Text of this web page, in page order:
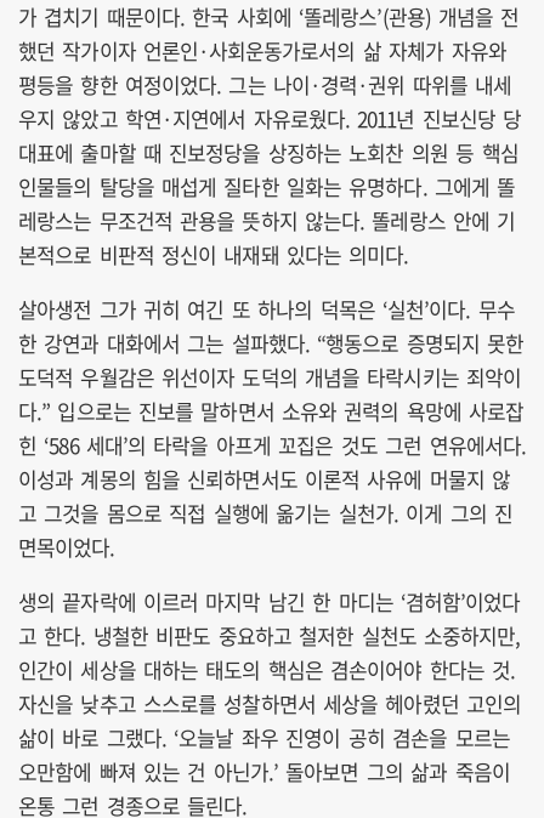
가 겹치기 때문이다. 한국 사회에 ‘똘레랑스’(관용) 개념을 전
했던 작가이자 언론인·사회운동가로서의 삶 자체가 자유와
평등을 향한 여정이었다. 그는 나이·경력·권위 따위를 내세
우지 않았고 학연·지연에서 자유로웠다. 2011년 진보신당 당
대표에 출마할 때 진보정당을 상징하는 노회찬 의원 등 핵심
인물들의 탈당을 매섭게 질타한 일화는 유명하다. 그에게 똘
레랑스는 무조건적 관용을 뜻하지 않는다. 똘레랑스 안에 기
본적으로 비판적 정신이 내재돼 있다는 의미다.
살아생전 그가 귀히 여긴 또 하나의 덕목은 ‘실천’이다. 무수
한 강연과 대화에서 그는 설파했다. “행동으로 증명되지 못한
도덕적 우월감은 위선이자 도덕의 개념을 타락시키는 죄악이
다.” 입으로는 진보를 말하면서 소유와 권력의 욕망에 사로잡
힌 ‘586 세대’의 타락을 아프게 꼬집은 것도 그런 연유에서다.
이성과 계몽의 힘을 신뢰하면서도 이론적 사유에 머물지 않
고 그것을 몸으로 직접 실행에 옮기는 실천가. 이게 그의 진
면목이었다.
생의 끝자락에 이르러 마지막 남긴 한 마디는 ‘겸허함’이었다
고 한다. 냉철한 비판도 중요하고 철저한 실천도 소중하지만,
인간이 세상을 대하는 태도의 핵심은 겸손이어야 한다는 것.
자신을 낮추고 스스로를 성찰하면서 세상을 헤아렸던 고인의
삶이 바로 그랬다. ‘오늘날 좌우 진영이 공히 겸손을 모르는
오만함에 빠져 있는 건 아닌가.’ 돌아보면 그의 삶과 죽음이
온통 그런 경종으로 들린다.